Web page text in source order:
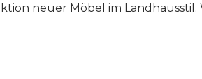
neuer Möbel im